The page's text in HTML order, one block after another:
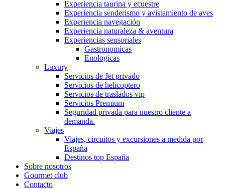
Experiencia taurina y ecuestre
Experiencia senderismo y avistamiento de aves
Experiencia navegación
Experiencia naturaleza & aventura
Experiencias sensoriales
Gastronomicas
Enologicas
Luxury
Servicios de Jet privado
Servicios de helicoptero
Servicios de traslados vip
Servicios Premium
Seguridad privada para nuestro cliente a
demanda.
Viajes
Viajes, circuitos y excursiones a medida por
España
Destinos top España
Sobre nosotros
Gourmet club
Contacto